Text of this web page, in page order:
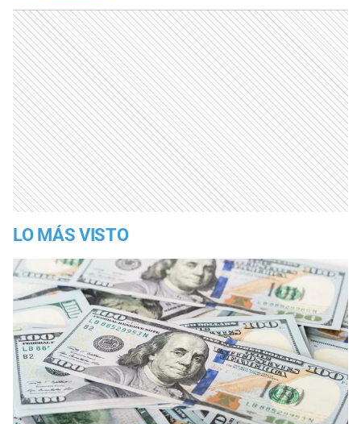
LO MÁS VISTO